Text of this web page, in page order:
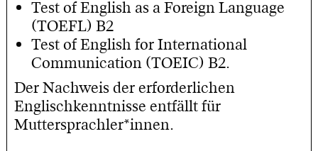
Test of English as a Foreign Language
(TOEFL) B2
Test of English for International
Communication (TOEIC) B2.
Der Nachweis der erforderlichen
Englischkenntnisse entfällt für
Muttersprachler*innen.